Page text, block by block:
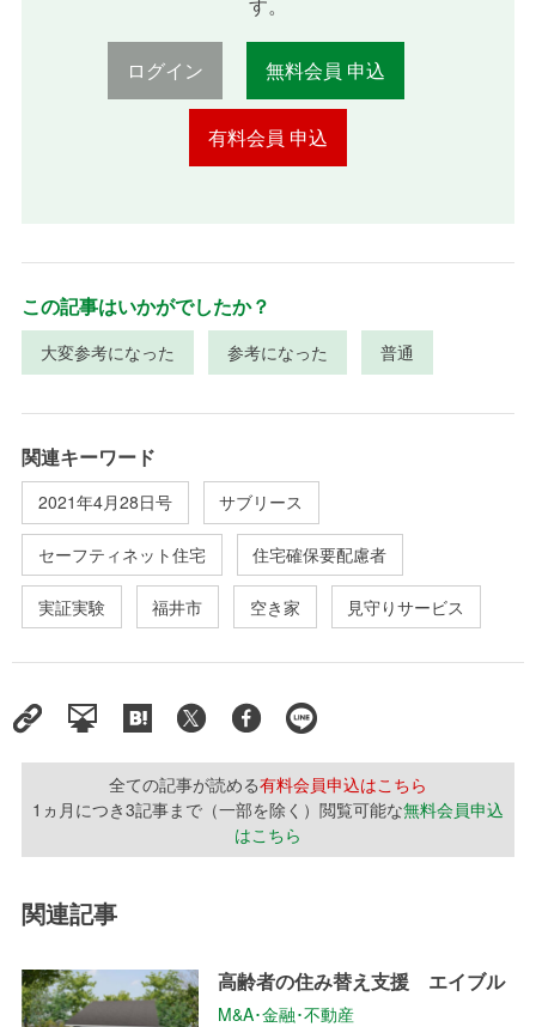
ログイン 無料会員 申込
有料会員 申込
この記事はいかがでしたか？
大変参考になった 参考になった 普通
関連キーワード
2021年4月28日号 サブリース
セーフティネット住宅 住宅確保要配慮者
実証実験 福井市 空き家 見守りサービス
全ての記事が読める有料会員申込はこちら
1ヵ月につき3記事まで（一部を除く）閲覧可能な無料会員申込
はこちら
関連記事
高齢者の住み替え支援 エイブル
M&A･金融･不動産